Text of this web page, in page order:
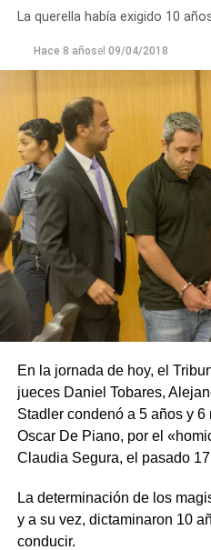
La querella había exigido 10
Hace 8 añosel 09/04/2018
En la jornada de hoy, el
jueces Daniel Tobares,
Stadler condenó a 5 años y
Oscar De Piano, por el
Claudia Segura, el pasado
La determinación de los
y a su vez, dictaminaron 10
conducir.